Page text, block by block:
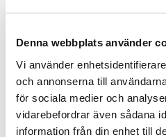
Denna webbplats använder
Vi använder
och annonserna till
för sociala medier och
vidarebefordrar även sådana
information från din enhet till
FÖRETAG
TRÄDGÅRDSPROJEKT
BYGGA MED
JÄMFÖR FUNDAMENT
Miljö
Energy Solutions
Montera Solcellspark